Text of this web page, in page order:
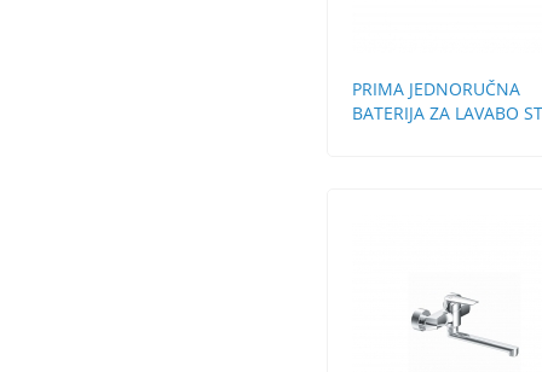
PRIMA JEDNORUČNA
BATERIJA ZA LAVABO